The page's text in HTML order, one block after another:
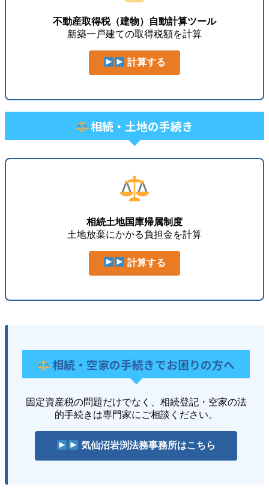
不動産取得税（建物）自動計算ツール
新築一戸建ての取得税額を計算
計算する
相続・土地の手続き
相続土地国庫帰属制度
土地放棄にかかる負担金を計算
計算する
相続・空家の手続きでお困りの方へ
固定資産税の問題だけでなく、相続登記・空家の法
的手続きは専門家にご相談ください。
気仙沼岩渕法務事務所はこちら